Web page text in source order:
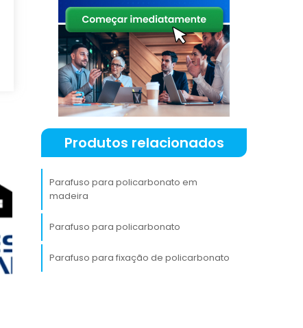
Produtos relacionados
Parafuso para policarbonato em
madeira
Parafuso para policarbonato
Parafuso para fixação de policarbonato